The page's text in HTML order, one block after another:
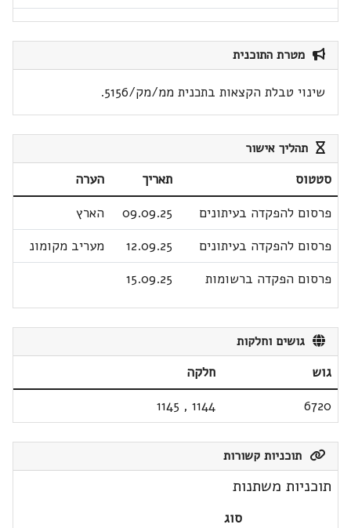
מטרת התוכנית
שינוי טבלת הקצאות בתכנית ממ/מק/5156.
תהליך אישור
סטטוס תאריך
הערה
פרסום להפקדה בעיתונים
09.09.25
הארץ
פרסום להפקדה בעיתונים
12.09.25
מעריב מקומונ
פרסום הפקדה ברשומות
15.09.25
גושים וחלקות
גוש
חלקה
6720
1144
,
1145
תוכניות קשורות
תוכניות משתנות
סוג